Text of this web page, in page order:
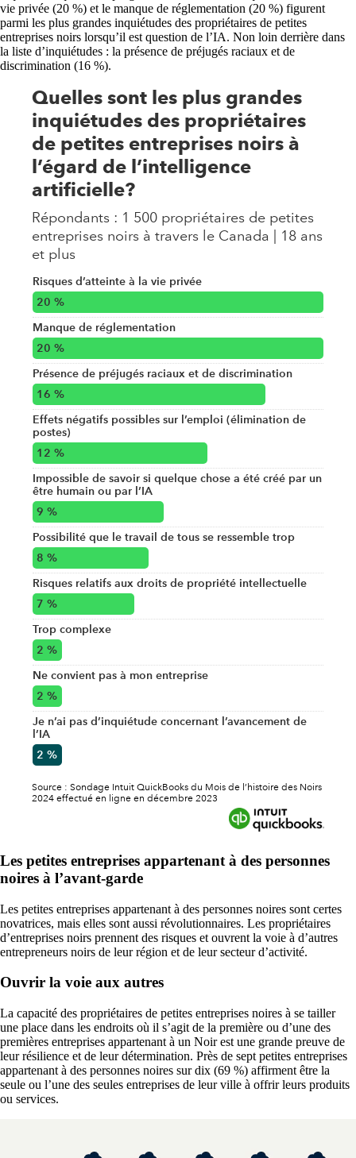
vie privée (20 %) et le manque de réglementation (20 %) figurent
parmi les plus grandes inquiétudes des propriétaires de petites
entreprises noirs lorsqu’il est question de l’IA. Non loin derrière dans
la liste d’inquiétudes : la présence de préjugés raciaux et de
discrimination (16 %).
Les petites entreprises appartenant à des personnes
noires à l’avant-garde
Les petites entreprises appartenant à des personnes noires sont certes
novatrices, mais elles sont aussi révolutionnaires. Les propriétaires
d’entreprises noirs prennent des risques et ouvrent la voie à d’autres
entrepreneurs noirs de leur région et de leur secteur d’activité.
Ouvrir la voie aux autres
La capacité des propriétaires de petites entreprises noires à se tailler
une place dans les endroits où il s’agit de la première ou d’une des
premières entreprises appartenant à un Noir est une grande preuve de
leur résilience et de leur détermination. Près de sept petites entreprises
appartenant à des personnes noires sur dix (69 %) affirment être la
seule ou l’une des seules entreprises de leur ville à offrir leurs produits
ou services.